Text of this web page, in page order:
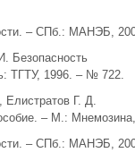
– СПб.: МАНЭБ,
Безопасность
ТГТУ, 1996. – № 722.
Г. Д.
– М.:
– СПб.: МАНЭБ,